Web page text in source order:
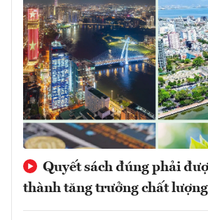
Quyết sách đúng phải
thành tăng trưởng chất